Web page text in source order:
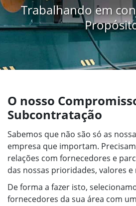
Trabalhando em
O nosso
Subcontratação
Sabemos que não são só as
empresa que importam.
relações com fornecedores e
das nossas prioridades, valores
De forma a fazer isto,
fornecedores da sua área com